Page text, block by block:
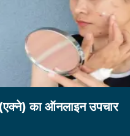
का ऑनलाइन उपचार